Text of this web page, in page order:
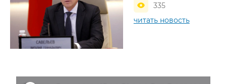
335
читать новость